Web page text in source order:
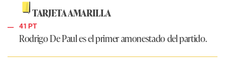
TARJETA AMARILLA
41 PT
Rodrigo De Paul es el primer amonestado del partido.